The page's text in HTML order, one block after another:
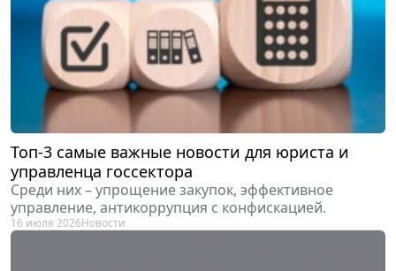
Топ-3 самые важные новости для юриста и
управленца госсектора
Среди них – упрощение закупок, эффективное
управление, антикоррупция с конфискацией.
16 июля 2026Новости